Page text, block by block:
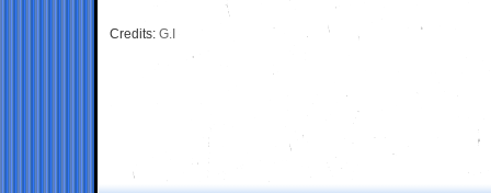
Credits: G.I